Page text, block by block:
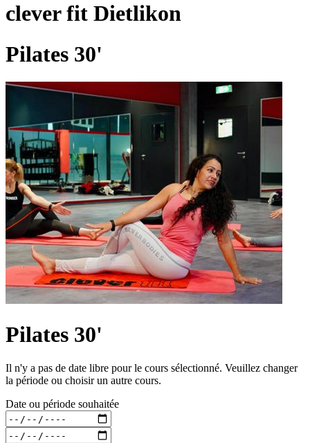
clever fit Dietlikon
Pilates 30'
Pilates 30'
Il n'y a pas de date libre pour le cours sélectionné. Veuillez changer
la période ou choisir un autre cours.
Date ou période souhaitée